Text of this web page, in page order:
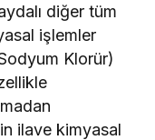
diğer tüm
işlemler
Klorür)
ilave kimyasal